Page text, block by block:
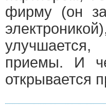
фирму (он
улучшается,
приемы. И
открывается